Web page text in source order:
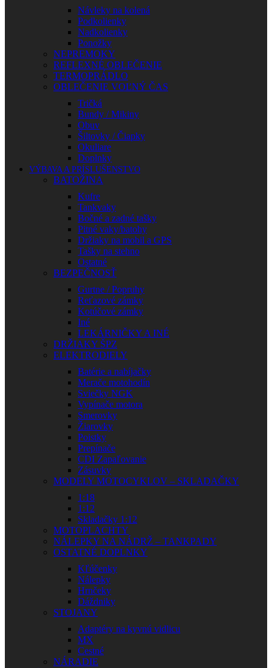
Návleky na kolená
Podkolienky
Nadkolienky
Ponožky
NEPREMOKY
REFLEXNÉ OBLEČENIE
TERMOPRÁDLO
OBLEČENIE VOĽNÝ ČAS
Tričká
Bundy / Mikiny
Obuv
Šiltovky / Čiapky
Okuliare
Doplnky
VÝBAVA A PRÍSLUŠENSTVO
BATOŽINA
Kufre
Tankvaky
Bočné a zadné tašky
Pitné vaky/batohy
Držiaky na mobil a GPS
Tašky na stehno
Ostatné
BEZPEČNOSŤ
Gurtne / Popruhy
Reťazové zámky
Kotúčové zámky
Iné
LEKÁRNIČKY A INÉ
DRŽIAKY ŠPZ
ELEKTRODIELY
Batérie a nabíjačky
Merače motohodín
Sviečky NGK
Vypínače motora
Smerovky
Žiarovky
Poistky
Prepínače
CDI Zapaľovanie
Zásuvky
MODELY MOTOCYKLOV – SKLADAČKY
1:18
1:12
Skladačky 1:12
MOTOPLACHTY
NÁLEPKY NA NÁDRŽ – TANKPADY
OSTATNÉ DOPLNKY
Kľúčenky
Nálepky
Hrnčeky
Dáždniky
STOJANY
Adaptéry na kyvnú vidlicu
MX
Cestné
NÁRADIE